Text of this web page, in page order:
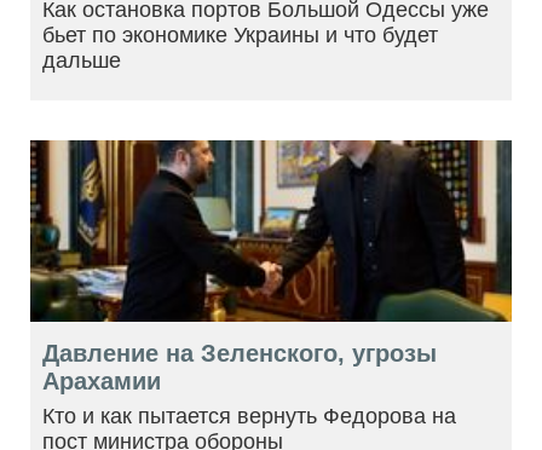
Как остановка портов Большой Одессы уже
бьет по экономике Украины и что будет
дальше
Давление на Зеленского, угрозы
Арахамии
Кто и как пытается вернуть Федорова на
пост министра обороны